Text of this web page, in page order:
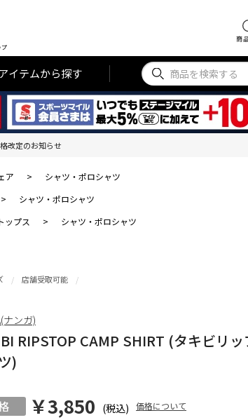
プ
商
アイテムから探す
改定のお知らせ
ア >
シャツ・ポロシャツ
>
シャツ・ポロシャツ
ップス >
シャツ・ポロシャツ
店舗受取可能
RIPSTOP CAMP SHIRT (タキビリ
)
￥3,850 (税込) 価格について
ナンガ)